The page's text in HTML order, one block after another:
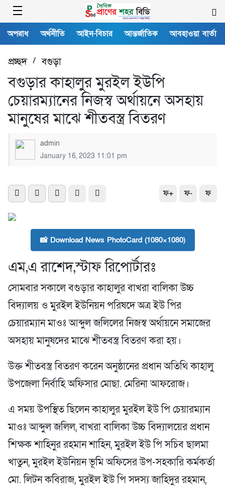
অপরাধ অর্থনীতি আইন-বিচার আন্তর্জাতিক আবহাওয়া বার্তা
প্রচ্ছদ/বগুড়া
বগুড়ার কাহালুর মুরইল ইউপি
চেয়ারম্যানের নিজস্ব অর্থায়নে অসহায়
মানুষের মাঝে শীতবস্ত্র বিতরণ
admin
January 16, 2023 11:01 pm
ফ+ ফ- ফ
📸 Download News PhotoCard (1080×1080)
এম,এ রাশেদ,স্টাফ রিপোর্টারঃ
সোমবার সকালে বগুড়ার কাহালুর বাখরা বালিকা উচ্চ
বিদ্যালয় ও মুরইল ইউনিয়ন পরিষদে অত্র ইউ পির
চেয়ারম্যান মাওঃ আব্দুল জলিলের নিজস্ব অর্থায়নে সমাজের
অসহায় মানুষদের মাঝে শীতবস্ত্র বিতরণ করা হয়।
উক্ত শীতবস্ত্র বিতরণ করেন অনুষ্ঠানের প্রধান অতিথি কাহালু
উপজেলা নির্বাহি অফিসার মোছা. মেরিনা আফরোজ।
এ সময় উপস্থিত ছিলেন কাহালুর মুরইল ইউ পি চেয়ারম্যান
মাওঃ আব্দুল জলিল, বাখরা বালিকা উচ্চ বিদ্যালয়ের প্রধান
শিক্ষক শাহিনুর রহমান শাহিন, মুরইল ইউ পি সচিব ছালমা
খাতুন, মুরইল ইউনিয়ন ভূমি অফিসের উপ-সহকারি কর্মকর্তা
মো. লিটন কবিরাজ, মুরইল ইউ পি সদস্য জাহিদুর রহমান,